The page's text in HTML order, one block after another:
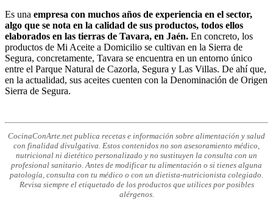
Es una empresa con muchos años de experiencia en el sector,
algo que se nota en la calidad de sus productos, todos ellos
elaborados en las tierras de Tavara, en Jaén. En concreto, los
productos de Mi Aceite a Domicilio se cultivan en la Sierra de
Segura, concretamente, Tavara se encuentra en un entorno único
entre el Parque Natural de Cazorla, Segura y Las Villas. De ahí que,
en la actualidad, sus aceites cuenten con la Denominación de Origen
Sierra de Segura.
CocinaConArte.net publica recetas e información sobre alimentación y salud
con finalidad divulgativa. Estos contenidos no son asesoramiento médico,
nutricional ni dietético personalizado y no sustituyen la consulta con un
profesional sanitario. Antes de modificar tu alimentación o si tienes alguna
patología, consulta con tu médico o con un dietista-nutricionista colegiado.
Revisa siempre el etiquetado de los productos que utilices por posibles
alérgenos.